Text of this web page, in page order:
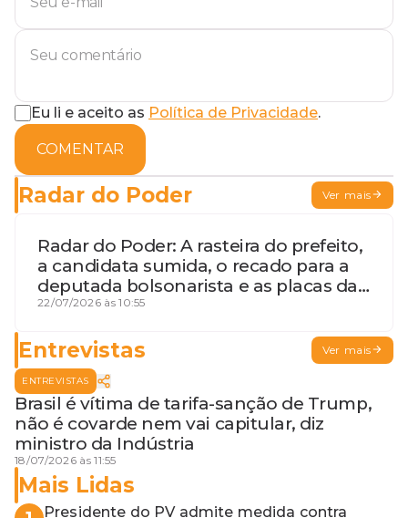
Eu li e aceito as Política de Privacidade.
COMENTAR
Radar do Poder Ver mais
Radar do Poder: A rasteira do prefeito,
a candidata sumida, o recado para a
deputada bolsonarista e as placas da
discórdia
22/07/2026 às 10:55
Entrevistas Ver mais
ENTREVISTAS
Brasil é vítima de tarifa-sanção de Trump,
não é covarde nem vai capitular, diz
ministro da Indústria
18/07/2026 às 11:55
Mais Lidas
Presidente do PV admite medida contra